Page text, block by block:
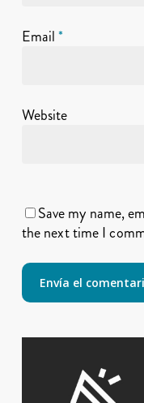
Email*
Website
Save my name,
the next time I